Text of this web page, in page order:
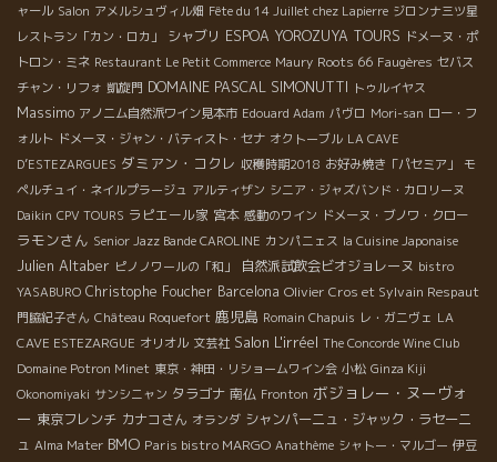
ャール Salon アメルシュヴィル畑 Fête du 14 Juillet chez Lapierre ジロンナ三ツ星
レストラン「カン・ロカ」
シャブリ ESPOA YOROZUYA TOURS ドメーヌ・ポ
トロン・ミネ Restaurant Le Petit Commerce Maury Roots 66 Faugères セバス
チャン・リフォ 凱旋門 DOMAINE PASCAL SIMONUTTI トゥルイヤス
Massimo アノニム自然派ワイン見本市 Edouard Adam パヴロ Mori-san ロー・フ
ォルト ドメーヌ・ジャン・バティスト・セナ オクトーブル LA CAVE
D’ESTEZARGUES ダミアン・コクレ 収穫時期2018 お好み焼き「パセミア」
モ
ペルチュイ・ネイルプラージュ アルティザン シニア・ジャズバンド・カロリーヌ
Daikin CPV TOURS ラピエール家 宮本 感動のワイン ドメーヌ・ブノワ・クロー
ラモンさん Senior Jazz Bande CAROLINE カンパニェス la Cuisine Japonaise
Julien Altaber ピノノワールの「和」 自然派試飲会ビオジョレーヌ bistro
YASABURO Christophe Foucher Barcelona Olivier Cros et Sylvain Respaut
門脇紀子さん Château Roquefort 鹿児島 Romain Chapuis レ・ガニヴェ LA
CAVE ESTEZARGUE オリオル 文芸社 Salon L'irréel The Concorde Wine Club
Domaine Potron Minet 東京・神田・リショームワイン会 小松 Ginza Kiji
Okonomiyaki サンシニャン タラゴナ 南仏 Fronton ボジョレー・ヌーヴォ
ー 東京フレンチ カナコさん オランダ シャンパーニュ・ジャック・ラセーニ
ュ Alma Mater BMO Paris bistro MARGO Anathème シャトー・マルゴー 伊豆